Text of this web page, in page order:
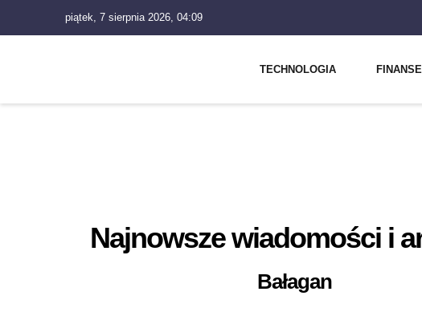
piątek, 7 sierpnia 2026, 04:09
TECHNOLOGIA FINANSE
Najnowsze wiadomości i
Bałagan